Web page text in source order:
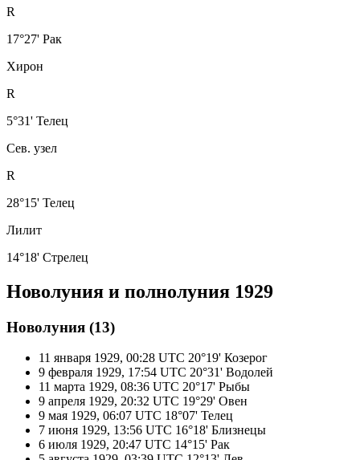
R
17°27' Рак
Хирон
R
5°31' Телец
Сев. узел
R
28°15' Телец
Лилит
14°18' Стрелец
Новолуния и полнолуния 1929
Новолуния (13)
11 января 1929, 00:28 UTC 20°19' Козерог
9 февраля 1929, 17:54 UTC 20°31' Водолей
11 марта 1929, 08:36 UTC 20°17' Рыбы
9 апреля 1929, 20:32 UTC 19°29' Овен
9 мая 1929, 06:07 UTC 18°07' Телец
7 июня 1929, 13:56 UTC 16°18' Близнецы
6 июля 1929, 20:47 UTC 14°15' Рак